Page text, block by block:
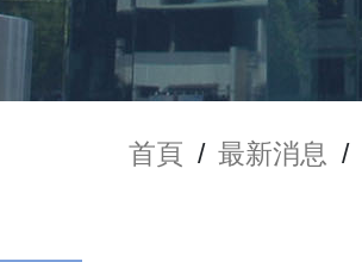
首頁 / 最新消息 /